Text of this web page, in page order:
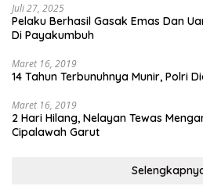
Juli 27, 2025
Pelaku Berhasil Gasak Emas Dan
Di Payakumbuh
Maret 16, 2019
14 Tahun Terbunuhnya Munir, Polri
Maret 16, 2019
2 Hari Hilang, Nelayan Tewas
Cipalawah Garut